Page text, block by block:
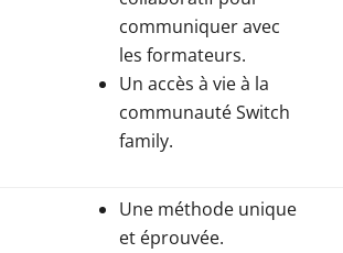
communiquer avec
les formateurs.
Un accès à vie à la
communauté Switch
family.
Une méthode unique
et éprouvée.